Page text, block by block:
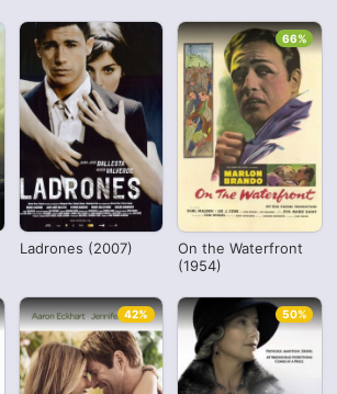
Ladrones (2007)
On the Waterfront
(1954)
66%
42% 50%